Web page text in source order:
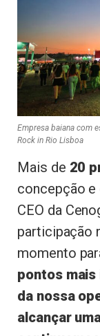
Empresa baiana com
Rock in Rio Lisboa
Mais de 20
concepção e
CEO da
participação
momento
pontos
da nossa
alcançar